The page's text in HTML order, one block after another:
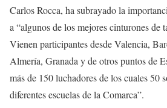
Carlos Rocca, ha subrayado la
a “algunos de los mejores cinturones de
Vienen participantes desde Valencia,
Almería, Granada y de otros puntos de
más de 150 luchadores de los cuales 50
diferentes escuelas de la Comarca”.